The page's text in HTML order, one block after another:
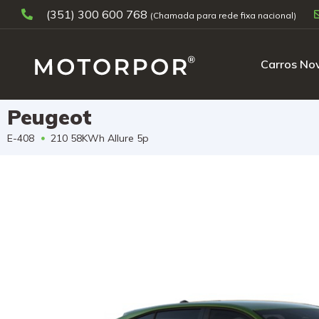
(351) 300 600 768
Carros
Peugeot
E-408 210 58KWh Allure 5p